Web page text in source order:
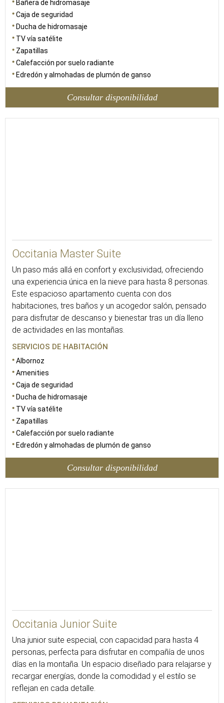
Bañera de hidromasaje
Caja de seguridad
Ducha de hidromasaje
TV vía satélite
Zapatillas
Calefacción por suelo radiante
Edredón y almohadas de plumón de ganso
Consultar disponibilidad
Occitania Master Suite
Un paso más allá en confort y exclusividad, ofreciendo
una experiencia única en la nieve para hasta 8 personas.
Este espacioso apartamento cuenta con dos
habitaciones, tres baños y un acogedor salón, pensado
para disfrutar de descanso y bienestar tras un día lleno
de actividades en las montañas.
SERVICIOS DE HABITACIÓN
Albornoz
Amenities
Caja de seguridad
Ducha de hidromasaje
TV vía satélite
Zapatillas
Calefacción por suelo radiante
Edredón y almohadas de plumón de ganso
Consultar disponibilidad
Occitania Junior Suite
Una junior suite especial, con capacidad para hasta 4
personas, perfecta para disfrutar en compañía de unos
días en la montaña. Un espacio diseñado para relajarse y
recargar energías, donde la comodidad y el estilo se
reflejan en cada detalle.